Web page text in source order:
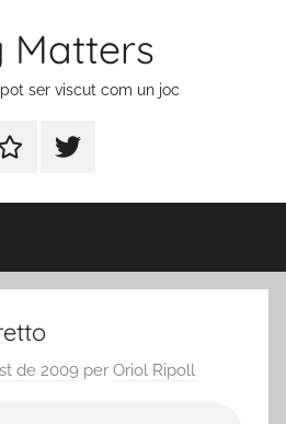
Matters
ser viscut com un joc
Element
menú
de 2009 per Oriol Ripoll